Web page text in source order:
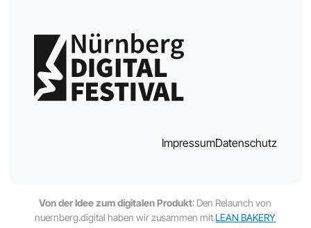
ImpressumDatenschutz
Von der Idee zum digitalen Produkt: Den Relaunch von
nuernberg.digital haben wir zusammen mitLEAN BAKERY